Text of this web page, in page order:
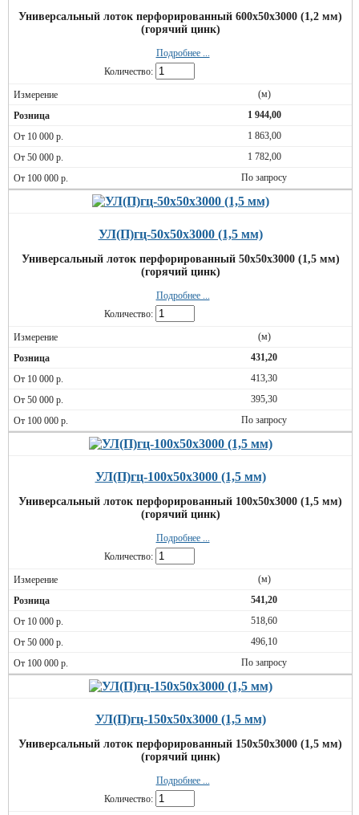
Универсальный лоток перфорированный 600х50х3000 (1,2 мм)
(горячий цинк)
Подробнее ...
Количество:
(м)
1 944,00
1 863,00
1 782,00
По запросу
УЛ(П)гц-50х50х3000 (1,5 мм)
Универсальный лоток перфорированный 50х50х3000 (1,5 мм)
(горячий цинк)
Подробнее ...
Количество:
(м)
431,20
413,30
395,30
По запросу
УЛ(П)гц-100х50х3000 (1,5 мм)
Универсальный лоток перфорированный 100х50х3000 (1,5 мм)
(горячий цинк)
Подробнее ...
Количество:
(м)
541,20
518,60
496,10
По запросу
УЛ(П)гц-150х50х3000 (1,5 мм)
Универсальный лоток перфорированный 150х50х3000 (1,5 мм)
(горячий цинк)
Подробнее ...
Количество: